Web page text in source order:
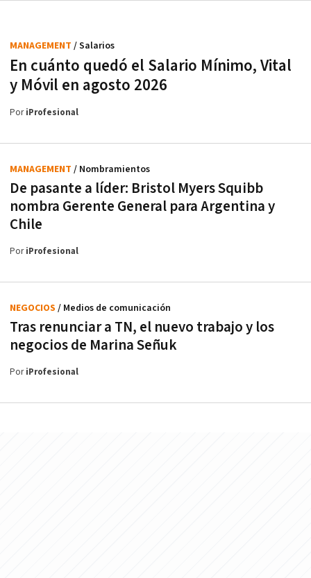
En cuánto quedó el Salario Mínimo, Vital
y Móvil en agosto 2026
MANAGEMENT / Salarios
PoriProfesional
De pasante a líder: Bristol Myers Squibb
nombra Gerente General para Argentina y
Chile
MANAGEMENT / Nombramientos
PoriProfesional
Tras renunciar a TN, el nuevo trabajo y los
negocios de Marina Señuk
NEGOCIOS / Medios de comunicación
PoriProfesional